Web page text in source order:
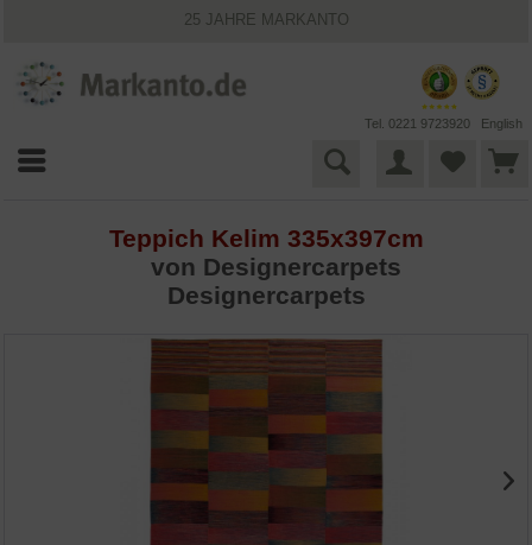
25 JAHRE MARKANTO
VIELFÄLTIGE ZAHLUNGSMÖGLICHKEITEN
Tel. 0221 9723920 English
Teppich Kelim 335x397cm
von Designercarpets
Designercarpets